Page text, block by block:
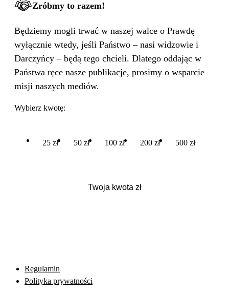
Zróbmy to razem!
Będziemy mogli trwać w naszej walce o Prawdę
wyłącznie wtedy, jeśli Państwo – nasi widzowie i
Darczyńcy – będą tego chcieli. Dlatego oddając w
Państwa ręce nasze publikacje, prosimy o wsparcie
misji naszych mediów.
Wybierz kwotę:
25 zł 50 zł 100 zł 200 zł 500 zł
Regulamin
Polityka prywatności